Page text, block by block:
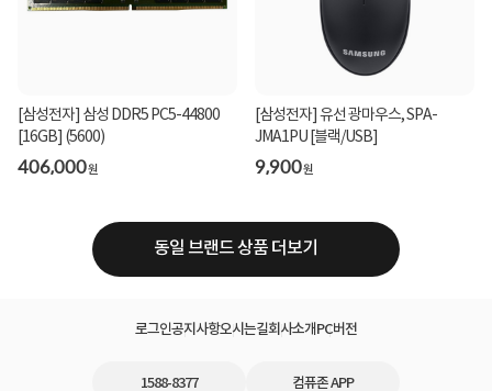
[삼성전자] 삼성 DDR5 PC5-44800
[16GB] (5600)
406,000원
[삼성전자] 유선 광마우스, SPA-
JMA1PU [블랙/USB]
9,900원
동일 브랜드 상품 더보기
로그인공지사항오시는길회사소개PC버전
1588-8377 컴퓨존 APP